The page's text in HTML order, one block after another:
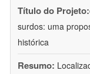
Título do Projeto:
surdos: uma
histórica
Resumo: